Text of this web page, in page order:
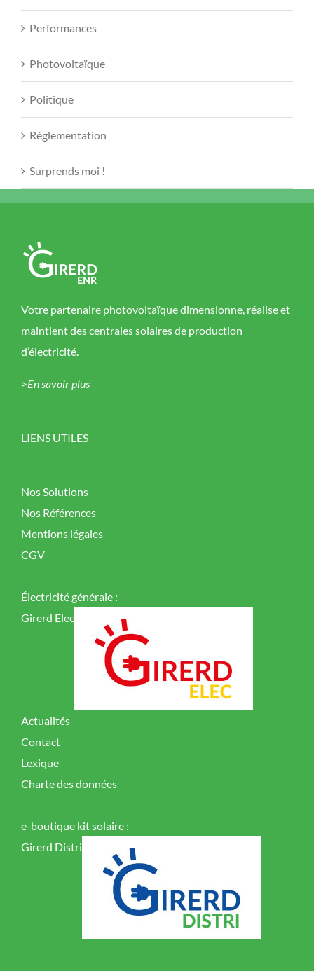
Performances
Photovoltaïque
Politique
Réglementation
Surprends moi !
Votre partenaire photovoltaïque dimensionne, réalise et
maintient des centrales solaires de production
d’électricité.
>En savoir plus
LIENS UTILES
Nos Solutions
Nos Références
Mentions légales
CGV
Électricité générale :
Girerd Elec
Actualités
Contact
Lexique
Charte des données
e-boutique kit solaire :
Girerd Distri